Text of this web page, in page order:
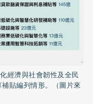
經濟與社會韌性及全民
貼編列情形。（圖片來